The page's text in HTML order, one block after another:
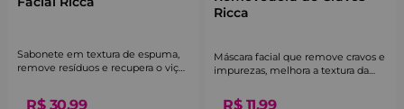
Sabonete em textura de espuma,
remove resíduos e recupera o viço
R$ 30,99
Ricca
Máscara facial que remove cravos e
impurezas, melhora a textura da
R$ 11,99